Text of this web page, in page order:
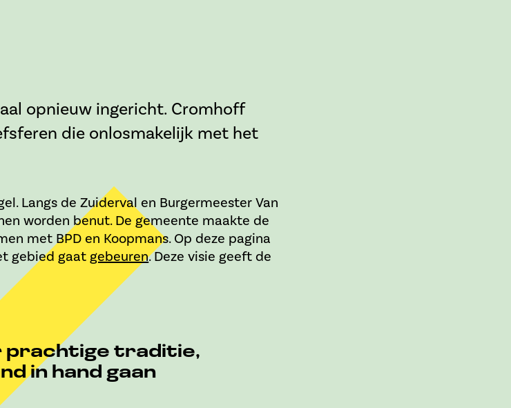
opnieuw ingericht. Cromhoff
die onlosmakelijk met het
Langs de Zuiderval en Burgermeester Van
worden benut. De gemeente maakte de
met BPD en Koopmans. Op deze pagina
gebied gaat gebeuren. Deze visie geeft de
prachtige traditie,
in hand gaan